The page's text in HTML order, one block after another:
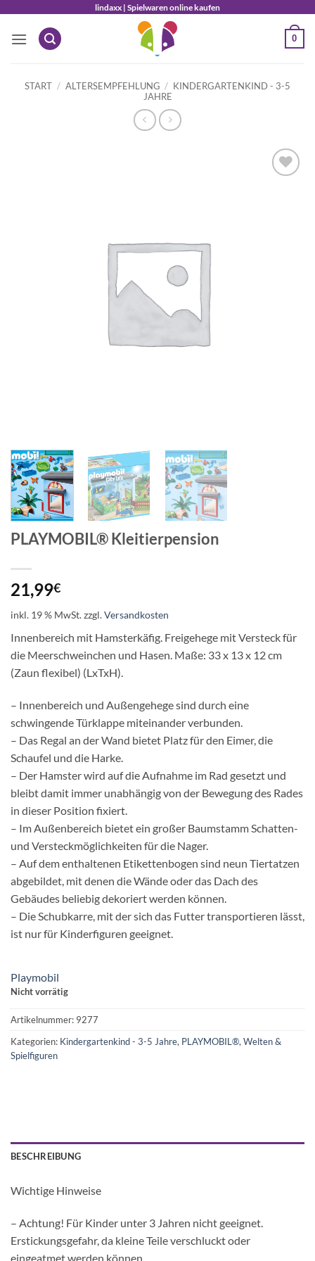
springen
lindaxx | Spielwaren online kaufen
0
START / ALTERSEMPFEHLUNG / KINDERGARTENKIND - 3-5
JAHRE
PLAYMOBIL® Kleitierpension
21,99€
inkl. 19 % MwSt.zzgl.Versandkosten
Innenbereich mit Hamsterkäfig. Freigehege mit Versteck für
die Meerschweinchen und Hasen. Maße: 33 x 13 x 12 cm
(Zaun flexibel) (LxTxH).
– Innenbereich und Außengehege sind durch eine
schwingende Türklappe miteinander verbunden.
– Das Regal an der Wand bietet Platz für den Eimer, die
Schaufel und die Harke.
– Der Hamster wird auf die Aufnahme im Rad gesetzt und
bleibt damit immer unabhängig von der Bewegung des Rades
in dieser Position fixiert.
– Im Außenbereich bietet ein großer Baumstamm Schatten-
und Versteckmöglichkeiten für die Nager.
– Auf dem enthaltenen Etikettenbogen sind neun Tiertatzen
abgebildet, mit denen die Wände oder das Dach des
Gebäudes beliebig dekoriert werden können.
– Die Schubkarre, mit der sich das Futter transportieren lässt,
ist nur für Kinderfiguren geeignet.
Playmobil
Nicht vorrätig
Artikelnummer: 9277
Kategorien: Kindergartenkind - 3-5 Jahre, PLAYMOBIL®, Welten &
Spielfiguren
BESCHREIBUNG
Wichtige Hinweise
– Achtung! Für Kinder unter 3 Jahren nicht geeignet.
Erstickungsgefahr, da kleine Teile verschluckt oder
eingeatmet werden können.